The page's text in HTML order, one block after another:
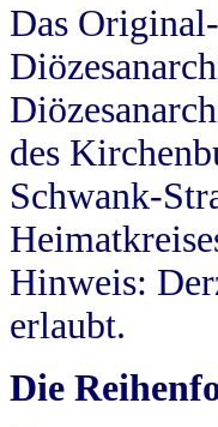
Das
des
Schwank-
Hinweis:
erlaubt.
Die